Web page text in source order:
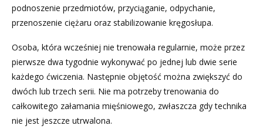
podnoszenie przedmiotów, przyciąganie, odpychanie,
przenoszenie ciężaru oraz stabilizowanie kręgosłupa.
Osoba, która wcześniej nie trenowała regularnie, może przez
pierwsze dwa tygodnie wykonywać po jednej lub dwie serie
każdego ćwiczenia. Następnie objętość można zwiększyć do
dwóch lub trzech serii. Nie ma potrzeby trenowania do
całkowitego załamania mięśniowego, zwłaszcza gdy technika
nie jest jeszcze utrwalona.